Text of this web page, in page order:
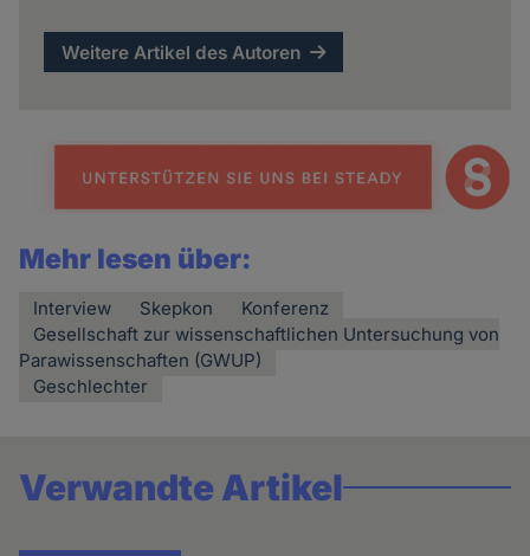
Weitere Artikel des Autoren
Mehr lesen über:
Interview Skepkon
Konferenz
Gesellschaft zur wissenschaftlichen Untersuchung von
Parawissenschaften (GWUP)
Geschlechter
Verwandte Artikel